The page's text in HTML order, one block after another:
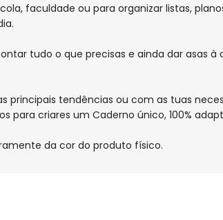
faculdade ou para organizar listas,
tudo o que precisas e ainda dar asas
tendências ou com as tuas
criares um Caderno único, 100%
da cor do produto físico.